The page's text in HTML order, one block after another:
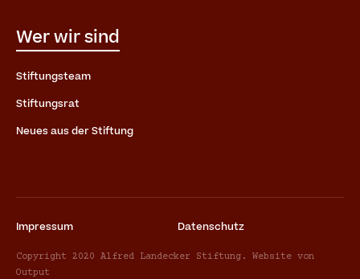
Wer wir sind
Stiftungsteam
Stiftungsrat
Neues aus der Stiftung
Impressum Datenschutz
Copyright 2020 Alfred Landecker Stiftung. Website von
Output